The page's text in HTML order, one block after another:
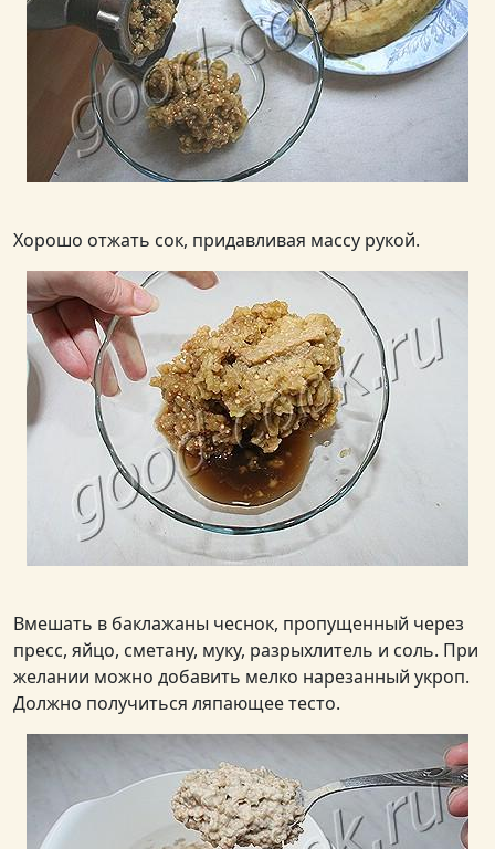
Хорошо отжать сок, придавливая массу рукой.
Вмешать в баклажаны чеснок, пропущенный через
пресс, яйцо, сметану, муку, разрыхлитель и соль. При
желании можно добавить мелко нарезанный укроп.
Должно получиться ляпающее тесто.